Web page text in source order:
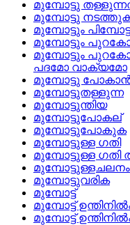
മുമ്പോട്ടു
മുമ്പോട്ടു
മുമ്പോട്ടും
മുമ്പോട്ടും
മുമ്പോട്ടും
പദമോ വാക്യമോ
മുമ്പോട്ടു
മുമ്പോട്ടുതള്ളുന്ന
മുമ്പോട്ടുന്തിയ
മുമ്പോട്ടുപോകല്
മുമ്പോട്ടുപോകുക
മുമ്പോട്ടുള്ള ഗതി
മുമ്പോട്ടുള്ള
മുമ്പോട്ടുള്ളചലനം
മുമ്പോട്ടുവരിക
മുമ്പോട്ട്
മുമ്പോട്ട്‌
മുമ്പോട്ട്‌